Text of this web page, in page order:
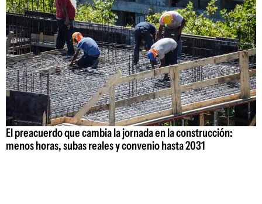
El preacuerdo que cambia la jornada en la construcción:
menos horas, subas reales y convenio hasta 2031